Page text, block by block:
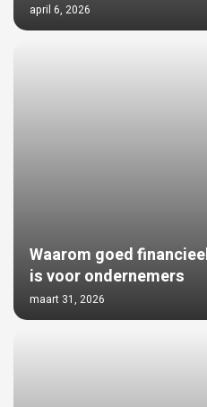
april 6, 2026
Waarom goed
is voor ondernemers
maart 31, 2026